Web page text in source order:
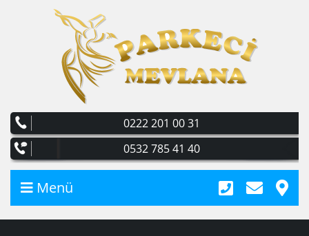
0222 201 00 31
0532 785 41 40
Menü